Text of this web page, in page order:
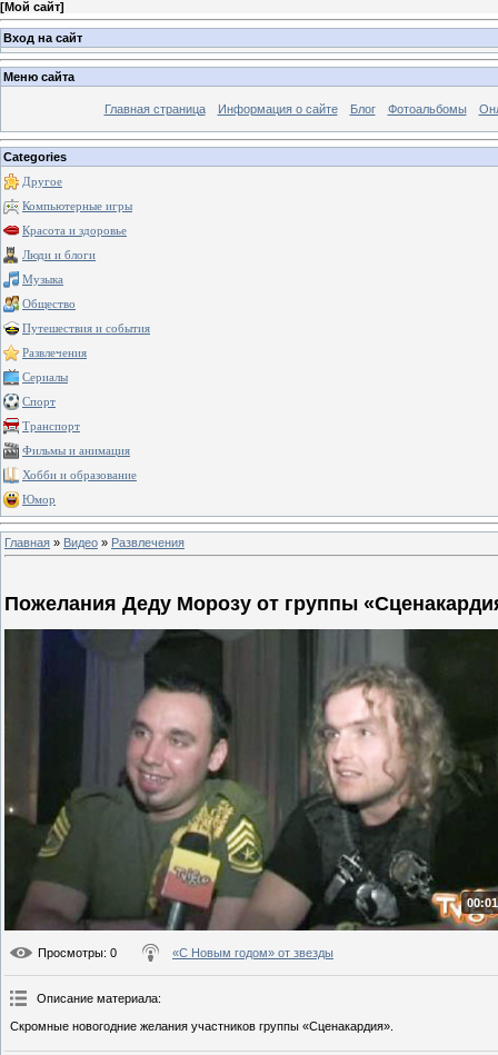
[Мой сайт]
Вход на сайт
Меню сайта
Главная страница Информация о сайте Блог Фотоальбомы
Categories
Другое
Компьютерные игры
Красота и здоровье
Люди и блоги
Музыка
Общество
Путешествия и события
Развлечения
Сериалы
Спорт
Транспорт
Фильмы и анимация
Хобби и образование
Юмор
Главная » Видео » Развлечения
Пожелания Деду Морозу от группы
Просмотры: 0 «С Новым годом» от звезды
Описание материала:
Скромные новогодние желания участников группы «Сценакардия».